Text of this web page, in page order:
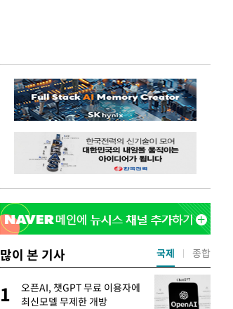
많이 본 기사
1
오픈AI, 챗GPT 무료 이용자에
최신모델 무제한 개방
국제 종합